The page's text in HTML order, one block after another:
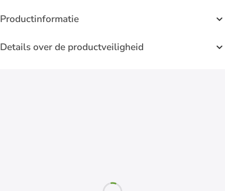
Productinformatie
Details over de productveiligheid